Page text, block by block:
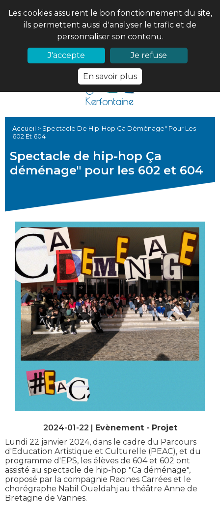
Les cookies assurent le bon fonctionnement du site,
ils permettent aussi d'analyser le trafic et de
personnaliser son contenu.
J'accepte
Je refuse
En savoir plus
02 97 56 61 18
Accueil > Spectacle De Hip-Hop Ça Déménage" Pour Les
602 Et 604
Spectacle de hip-hop Ça
déménage" pour les 602 et 604
2024-01-22 | Evènement
Projet
Lundi 22 janvier 2024, dans le cadre du Parcours
d'Education Artistique et Culturelle (PEAC), et du
programme d'EPS, les élèves de 604 et 602 ont
assisté au spectacle de hip-hop "Ca déménage",
proposé par la compagnie Racines Carrées et le
chorégraphe Nabil Oueldahj au théâtre Anne de
Bretagne de Vannes.